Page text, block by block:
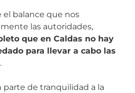
balance que nos
las autoridades,
que en Caldas no hay
para llevar a cabo las
parte de tranquilidad a la